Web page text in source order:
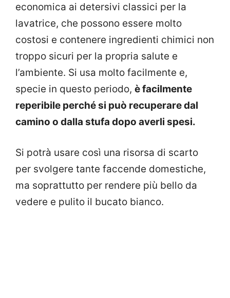
economica ai detersivi classici per la
lavatrice, che possono essere molto
costosi e contenere ingredienti chimici non
troppo sicuri per la propria salute e
l’ambiente. Si usa molto facilmente e,
specie in questo periodo, è facilmente
reperibile perché si può recuperare dal
camino o dalla stufa dopo averli spesi.
Si potrà usare così una risorsa di scarto
per svolgere tante faccende domestiche,
ma soprattutto per rendere più bello da
vedere e pulito il bucato bianco.